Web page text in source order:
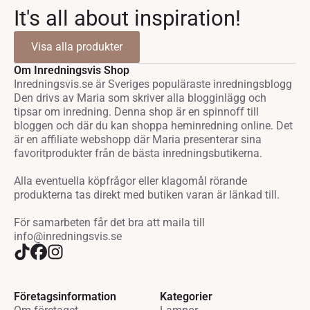
It's all about inspiration!
Visa alla produkter
Om Inredningsvis Shop
Inredningsvis.se är Sveriges populäraste inredningsblogg
Den drivs av Maria som skriver alla blogginlägg och
tipsar om inredning. Denna shop är en spinnoff till
bloggen och där du kan shoppa heminredning online. Det
är en affiliate webshopp där Maria presenterar sina
favoritprodukter från de bästa inredningsbutikerna.
Alla eventuella köpfrågor eller klagomål rörande
produkterna tas direkt med butiken varan är länkad till.
För samarbeten får det bra att maila till
info@inredningsvis.se
Företagsinformation
Kategorier